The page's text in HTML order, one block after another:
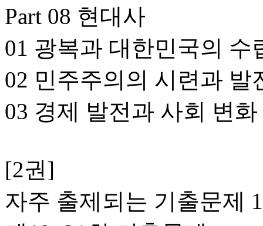
Part 08 현대사
01 광복과 대한민국의 수
02 민주주의의 시련과 발
03 경제 발전과 사회 변화
[2권]
자주 출제되는 기출문제